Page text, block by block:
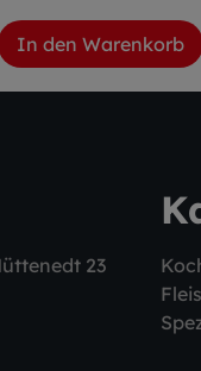
In den Warenkorb
23